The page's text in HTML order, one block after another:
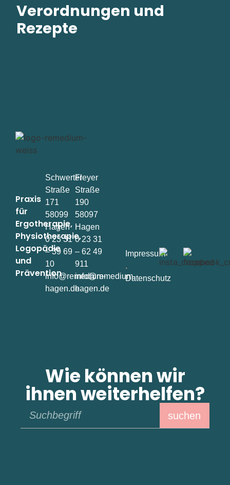
Verordnungen und
Rezepte
Praxis
für
Ergotherapie,
Physiotherapie,
Logopädie
und
Prävention
Schwerter
Straße
171
58099
Hagen
0 23 31
– 39 69
10
info@remedium-
hagen.de
Fleyer
Straße
190
58097
Hagen
0 23 31
– 62 49
911
info@remedium-
hagen.de
Impressum
.
Datenschutz
Wie können wir
ihnen weiterhelfen?
suchen